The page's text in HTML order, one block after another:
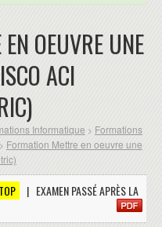
OEUVRE UNE
ACI
Informatique > Formations
> Formation Mettre en oeuvre une
TOP
| EXAMEN PASSÉ APRÈS LA